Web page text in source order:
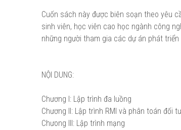
Cuốn sách này được biên soạn theo yêu
sinh viên, học viên cao học ngành công
những người tham gia các dự án phát
NỘI DUNG:
Chương I: Lập trình đa luồng
Chương II: Lập trình RMI và phân toán đối
Chưong III: Lập trình mạng